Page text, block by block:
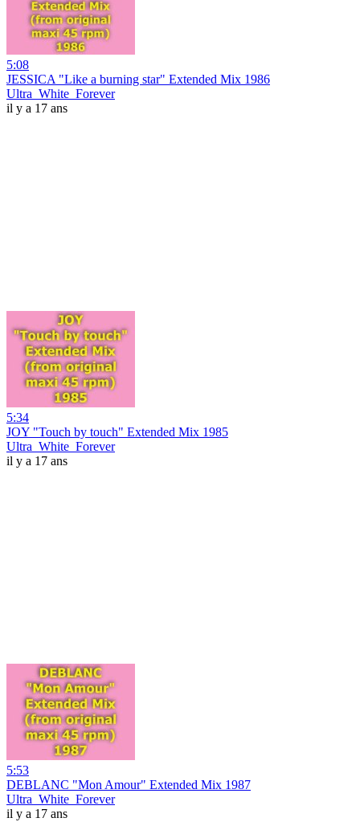
5:08
JESSICA "Like a burning star" Extended Mix 1986
Ultra_White_Forever
il y a 17 ans
5:34
JOY "Touch by touch" Extended Mix 1985
Ultra_White_Forever
il y a 17 ans
5:53
DEBLANC "Mon Amour" Extended Mix 1987
Ultra_White_Forever
il y a 17 ans